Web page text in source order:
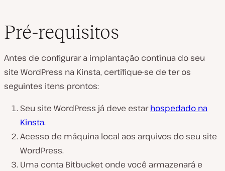
Pré-requisitos
Antes de configurar a implantação contínua do seu
site WordPress na Kinsta, certifique-se de ter os
seguintes itens prontos:
Seu site WordPress já deve estarhospedado na
Kinsta.
Acesso de máquina local aos arquivos do seu site
WordPress.
Uma conta Bitbucket onde você armazenará e